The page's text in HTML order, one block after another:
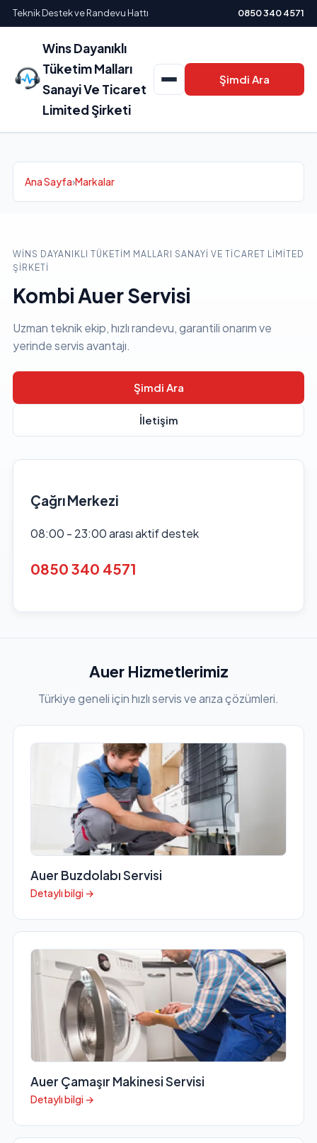
Teknik Destek ve Randevu Hattı 0850 340 4571
Wins Dayanıklı
Tüketim Malları
Sanayi Ve Ticaret
Limited Şirketi
Şimdi Ara
Ana Sayfa›Markalar
WINS DAYANIKLI TÜKETIM MALLARI SANAYI VE TICARET LIMITED
ŞIRKETI
Kombi Auer Servisi
Uzman teknik ekip, hızlı randevu, garantili onarım ve
yerinde servis avantajı.
Şimdi Ara
İletişim
Çağrı Merkezi
08:00 - 23:00 arası aktif destek
0850 340 4571
Auer Hizmetlerimiz
Türkiye geneli için hızlı servis ve arıza çözümleri.
Auer Buzdolabı Servisi
Detaylı bilgi →
Auer Çamaşır Makinesi Servisi
Detaylı bilgi →